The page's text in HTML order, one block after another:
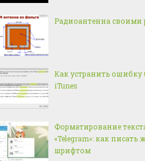
Радиоантенна своими
Как устранить ошибку
iTunes
Форматирование
«Telegram»: как
шрифтом